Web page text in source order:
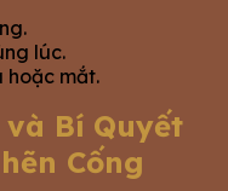
lúc.
hoặc mắt.
Bí Quyết
Cống